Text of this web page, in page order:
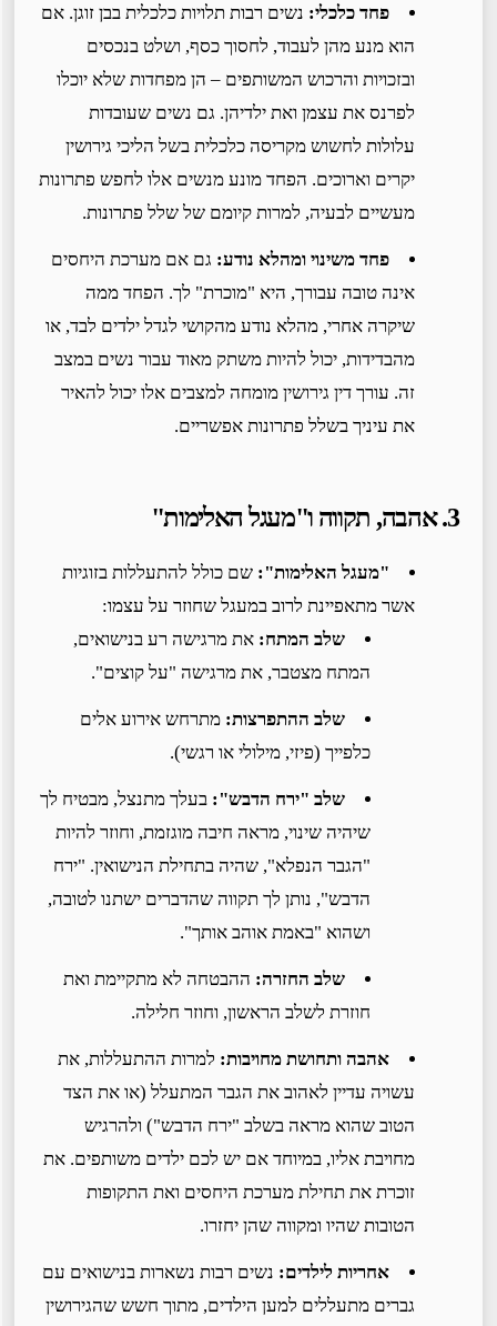
פחד כלכלי:נשים רבות תלויות כלכלית בבן זוגן. אם
הוא מנע מהן לעבוד, לחסוך כסף, ושלט בנכסים
ובזכויות והרכוש המשותפים – הן מפחדות שלא יוכלו
לפרנס את עצמן ואת ילדיהן. גם נשים שעובדות
עלולות לחשוש מקריסה כלכלית בשל הליכי גירושין
יקרים וארוכים. הפחד מונע מנשים אלו לחפש פתרונות
מעשיים לבעיה, למרות קיומם של שלל פתרונות.
פחד משינוי ומהלא נודע:גם אם מערכת היחסים
אינה טובה עבורך, היא "מוכרת" לך. הפחד ממה
שיקרה אחרי, מהלא נודע מהקושי לגדל ילדים לבד, או
מהבדידות, יכול להיות משתק מאוד עבור נשים במצב
זה. עורך דין גירושין מומחה למצבים אלו יכול להאיר
את עיניך בשלל פתרונות אפשריים.
3. אהבה, תקווה ו"מעגל האלימות"
"מעגל האלימות":שם כולל להתעללות בזוגיות
אשר מתאפיינת לרוב במעגל שחוזר על עצמו:
שלב המתח:את מרגישה רע בנישואים,
המתח מצטבר, את מרגישה "על קוצים".
שלב ההתפרצות:מתרחש אירוע אלים
כלפייך (פיזי, מילולי או רגשי).
שלב "ירח הדבש":בעלך מתנצל, מבטיח לך
שיהיה שינוי, מראה חיבה מוגזמת, וחוזר להיות
"הגבר הנפלא", שהיה בתחילת הנישואין. "ירח
הדבש", נותן לך תקווה שהדברים ישתנו לטובה,
ושהוא "באמת אוהב אותך".
שלב החזרה:ההבטחה לא מתקיימת ואת
חוזרת לשלב הראשון, וחוזר חלילה.
אהבה ותחושת מחויבות:למרות ההתעללות, את
עשויה עדיין לאהוב את הגבר המתעלל (או את הצד
הטוב שהוא מראה בשלב "ירח הדבש") ולהרגיש
מחויבת אליו, במיוחד אם יש לכם ילדים משותפים. את
זוכרת את תחילת מערכת היחסים ואת התקופות
הטובות שהיו ומקווה שהן יחזרו.
אחריות לילדים:נשים רבות נשארות בנישואים עם
גברים מתעללים למען הילדים, מתוך חשש שהגירושין